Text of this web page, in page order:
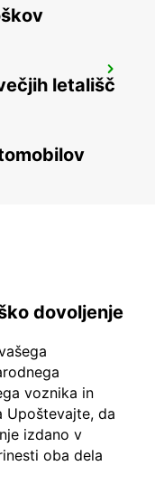
letališč
dovoljenje
voznika in
Upoštevajte, da
izdano v
oba dela